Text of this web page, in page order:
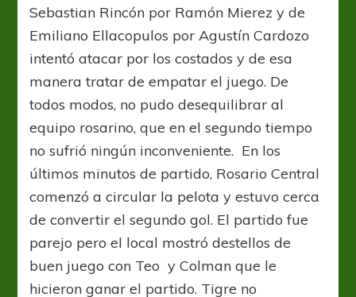
Sebastian Rincón por Ramón Mierez y de
Emiliano Ellacopulos por Agustín Cardozo
intentó atacar por los costados y de esa
manera tratar de empatar el juego. De
todos modos, no pudo desequilibrar al
equipo rosarino, que en el segundo tiempo
no sufrió ningún inconveniente. En los
últimos minutos de partido, Rosario Central
comenzó a circular la pelota y estuvo cerca
de convertir el segundo gol. El partido fue
parejo pero el local mostró destellos de
buen juego con Teo y Colman que le
hicieron ganar el partido. Tigre no